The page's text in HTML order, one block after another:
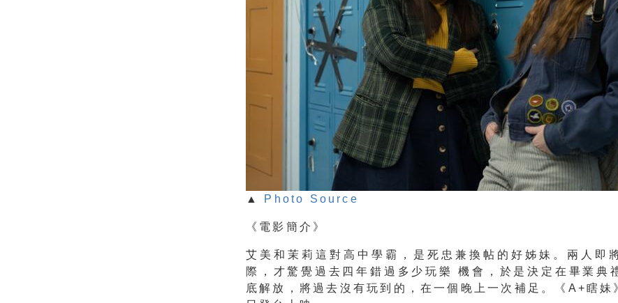
▲ Photo Source
《電影簡介》
艾美和茉莉這對高中學霸，是死忠兼換帖的好姊妹。 兩人即
際，才驚覺過去四年錯過多少玩樂 機會，於是決定在畢業典
底解放，將過去沒有玩到的， 在一個晚上一次補足。《A+瞎妹